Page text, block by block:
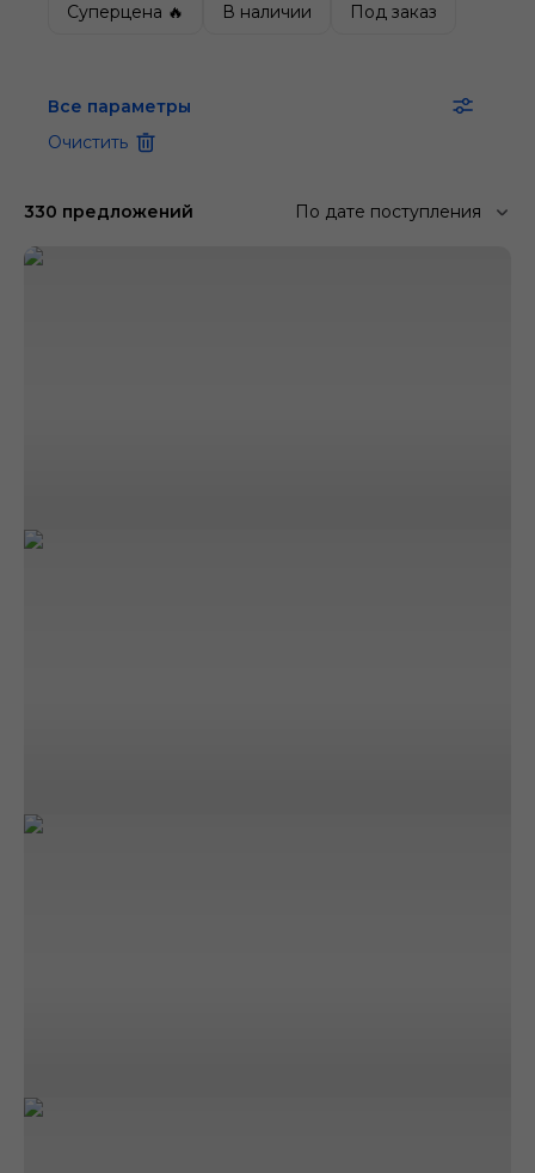
Суперцена 🔥 В наличии Под заказ
Все параметры
Очистить
330 предложений По дате поступления